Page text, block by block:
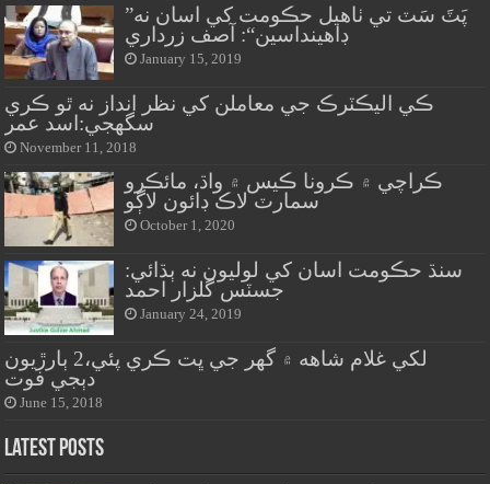
”پَٽَ سَٽ تي ٺاهيل حڪومت کي اسان نه
ڊاهينداسين“: آصف زرداري
January 15, 2019
ڪي اليڪٽرڪ جي معاملن کي نظر انداز نه ٿو ڪري
سگهجي:اسد عمر
November 11, 2018
ڪراچي ۾ ڪرونا ڪيس ۾ واڌ، مائڪرو
سمارٽ لاڪ ڊائون لاڳو
October 1, 2020
سنڌ حڪومت اسان کي لوليون نه ٻڌائي:
جسٽس گلزار احمد
January 24, 2019
لکي غلام شاهه ۾ گهر جي ڀت ڪري پئي،2 ٻارڙيون
دٻجي فوت
June 15, 2018
Latest Posts